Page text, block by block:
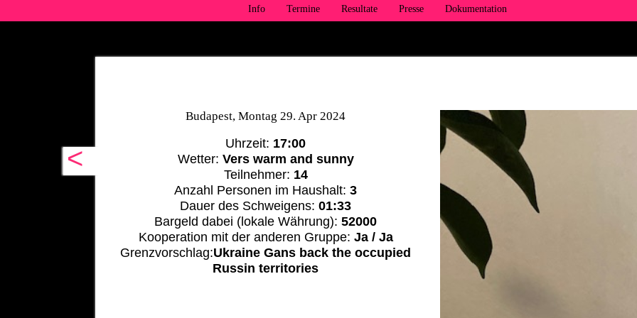
Info Termine Resultate Presse Dokumentation
<
Budapest, Montag 29. Apr 2024
Uhrzeit: 17:00
Wetter: Vers warm and sunny
Teilnehmer: 14
Anzahl Personen im Haushalt:3
Dauer des Schweigens:01:33
Bargeld dabei (lokale Währung):52000
Kooperation mit der anderen Gruppe: Ja / Ja
Grenzvorschlag:Ukraine Gans back the occupied
Russin territories